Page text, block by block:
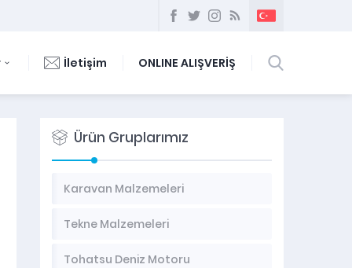
İletişim ONLINE ALIŞVERİŞ
Ürün Gruplarımız
Karavan Malzemeleri
Tekne Malzemeleri
Tohatsu Deniz Motoru